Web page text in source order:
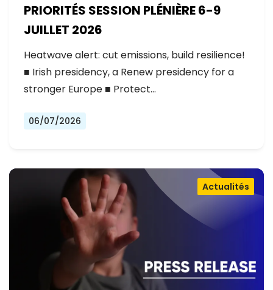
PRIORITÉS SESSION PLÉNIÈRE 6-9
JUILLET 2026
Heatwave alert: cut emissions, build resilience!
■ Irish presidency, a Renew presidency for a
stronger Europe ■ Protect…
06/07/2026
Actualités